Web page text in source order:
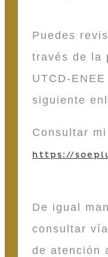
Puedes
través de la
UTCD-
siguiente
Consultar
https://
De igual
consultar
de atención